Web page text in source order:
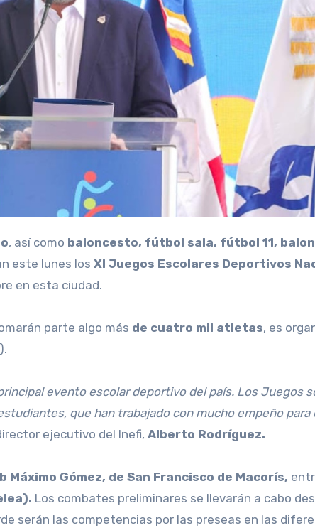
, así como baloncesto, fútbol sala, fútbol 11,
este lunes los XI Juegos Escolares Deportivos
en esta ciudad.
parte algo más de cuatro mil atletas, es
evento escolar deportivo del país. Los Juegos
que han trabajado con mucho empeño para
ejecutivo del Inefi, Alberto Rodríguez.
Máximo Gómez, de San Francisco de Macorís,
Los combates preliminares se llevarán a cabo
serán las competencias por las preseas en las